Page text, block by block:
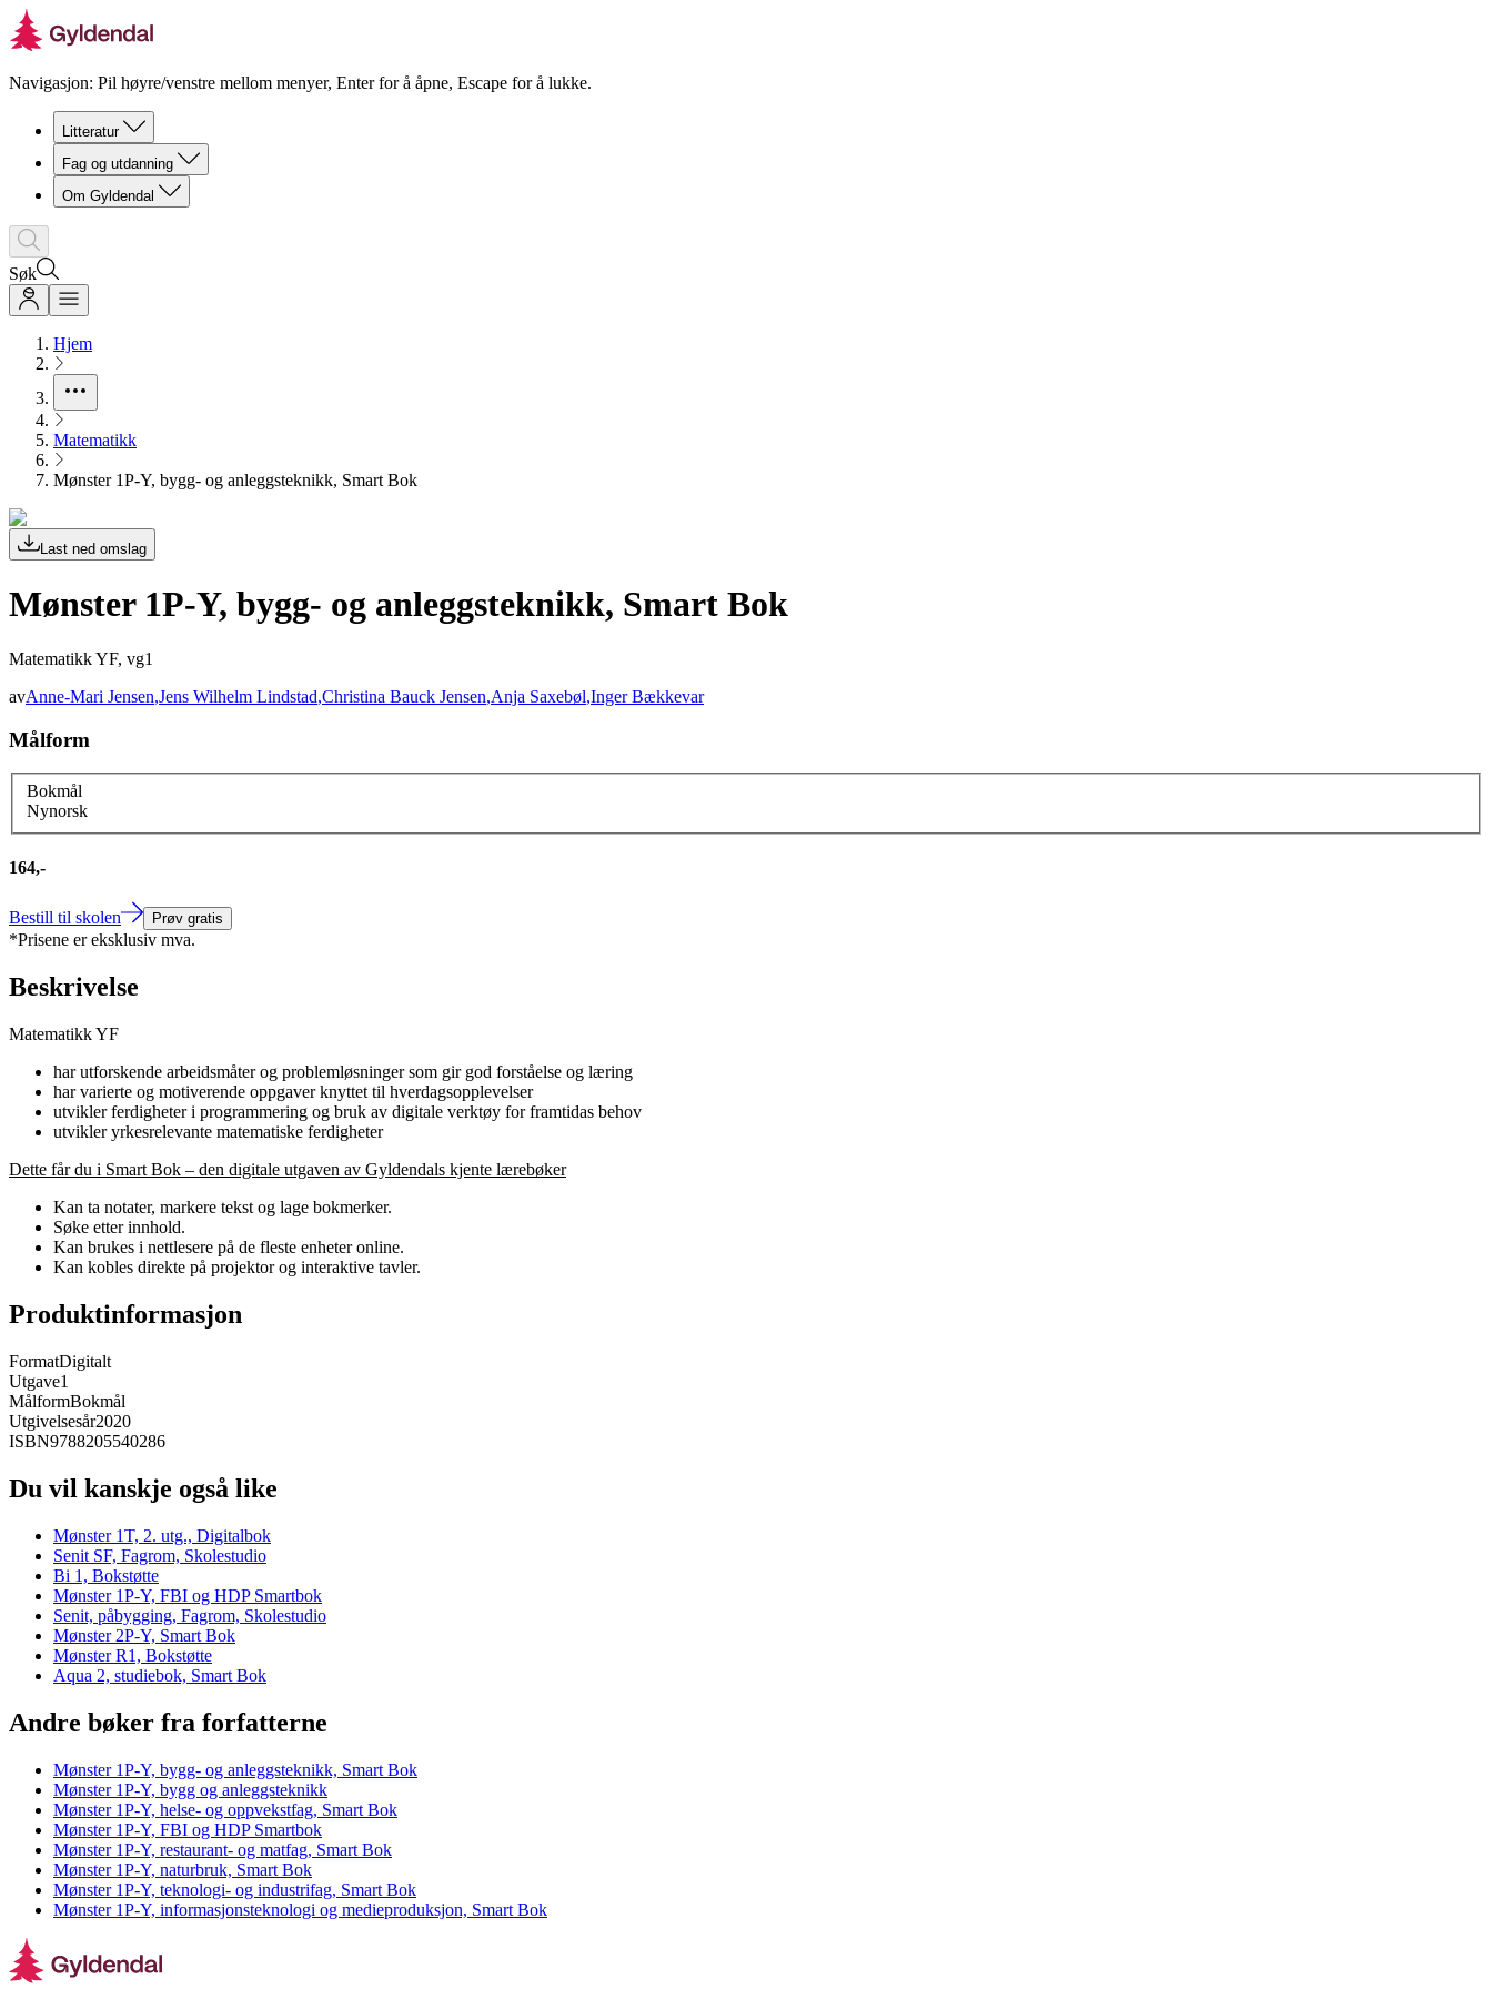
Navigasjon: Pil høyre/venstre mellom menyer, Enter for å åpne, Escape for å lukke.
Litteratur
Fag og utdanning
Om Gyldendal
Søk
Hjem
Matematikk
Mønster 1P-Y, bygg- og anleggsteknikk, Smart Bok
Last ned omslag
Mønster 1P-Y, bygg- og anleggsteknikk, Smart Bok
Matematikk YF, vg1
avAnne-Mari Jensen,Jens Wilhelm Lindstad,Christina Bauck Jensen,Anja Saxebøl,Inger Bækkevar
Målform
Bokmål
Nynorsk
164,-
Bestill til skolen Prøv gratis
*Prisene er eksklusiv mva.
Beskrivelse
Matematikk YF
har utforskende arbeidsmåter og problemløsninger som gir god forståelse og læring
har varierte og motiverende oppgaver knyttet til hverdagsopplevelser
utvikler ferdigheter i programmering og bruk av digitale verktøy for framtidas behov
utvikler yrkesrelevante matematiske ferdigheter
Dette får du i Smart Bok – den digitale utgaven av Gyldendals kjente lærebøker
Kan ta notater, markere tekst og lage bokmerker.
Søke etter innhold.
Kan brukes i nettlesere på de fleste enheter online.
Kan kobles direkte på projektor og interaktive tavler.
Produktinformasjon
FormatDigitalt
Utgave1
MålformBokmål
Utgivelsesår2020
ISBN9788205540286
Du vil kanskje også like
Mønster 1T, 2. utg., Digitalbok
Senit SF, Fagrom, Skolestudio
Bi 1, Bokstøtte
Mønster 1P-Y, FBI og HDP Smartbok
Senit, påbygging, Fagrom, Skolestudio
Mønster 2P-Y, Smart Bok
Mønster R1, Bokstøtte
Aqua 2, studiebok, Smart Bok
Andre bøker fra forfatterne
Mønster 1P-Y, bygg- og anleggsteknikk, Smart Bok
Mønster 1P-Y, bygg og anleggsteknikk
Mønster 1P-Y, helse- og oppvekstfag, Smart Bok
Mønster 1P-Y, FBI og HDP Smartbok
Mønster 1P-Y, restaurant- og matfag, Smart Bok
Mønster 1P-Y, naturbruk, Smart Bok
Mønster 1P-Y, teknologi- og industrifag, Smart Bok
Mønster 1P-Y, informasjonsteknologi og medieproduksjon, Smart Bok